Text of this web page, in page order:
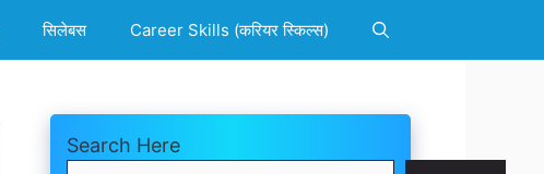
सिलेबस Career Skills (करियर स्किल्स)
Search Here